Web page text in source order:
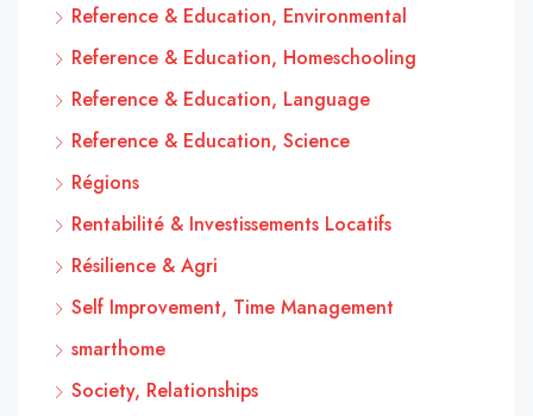
Reference & Education, Environmental
Reference & Education, Homeschooling
Reference & Education, Language
Reference & Education, Science
Régions
Rentabilité & Investissements Locatifs
Résilience & Agri
Self Improvement, Time Management
smarthome
Society, Relationships